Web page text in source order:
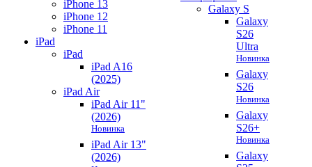
iPhone 13
iPhone 12
iPhone 11
iPad
iPad
iPad A16
(2025)
iPad Air
iPad Air 11"
(2026)
Новинка
iPad Air 13"
(2026)
Galaxy S
Galaxy
S26
Ultra
Новинка
Galaxy
S26
Новинка
Galaxy
S26+
Новинка
Galaxy